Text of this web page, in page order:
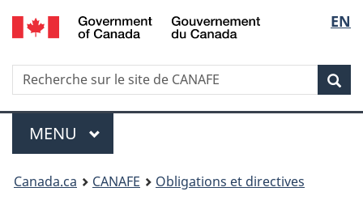
Passer
au
principal
Passer
à
sujet
du
gouvernement
Passer
à
version
HTML
simplifiée
de
la
EN
Recherche
Recherche
sur
le
site
Menu
MENU PRINCIPAL
Vous
Canada.ca CANAFE Obligations et directives